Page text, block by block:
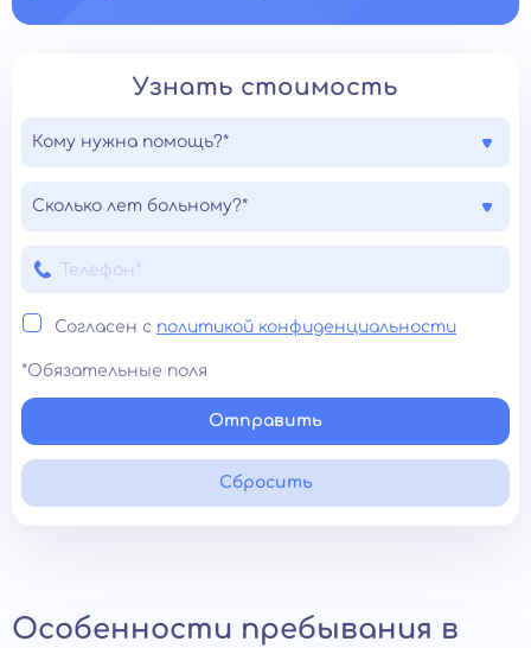
Узнать стоимость
Кому нужна помощь?*
Сколько лет больному?*
Согласен с политикой конфиденциальности
*Обязательные поля
Отправить
Сбросить
Особенности пребывания в